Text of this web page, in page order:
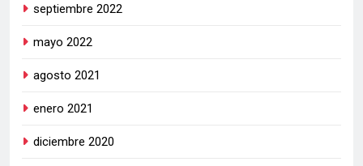
septiembre 2022
mayo 2022
agosto 2021
enero 2021
diciembre 2020